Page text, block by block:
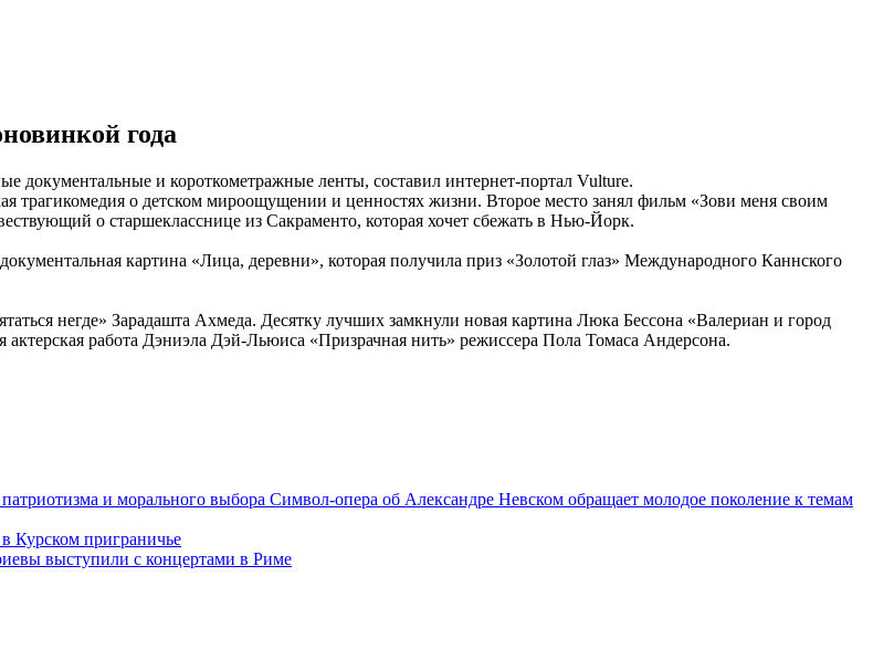
года
и короткометражные ленты, составил интернет-портал Vulture.
трагикомедия о детском мироощущении и ценностях жизни. Второе место занял фильм «Зови меня своим
о старшекласснице из Сакраменто, которая хочет сбежать в Нью-Йорк.
картина «Лица, деревни», которая получила приз «Золотой глаз» Международного Каннского
негде» Зарадашта Ахмеда. Десятку лучших замкнули новая картина Люка Бессона «Валериан и город
работа Дэниэла Дэй-Льюиса «Призрачная нить» режиссера Пола Томаса Андерсона.
Символ-опера об Александре Невском обращает молодое поколение к темам
Курском приграничье
выступили с концертами в Риме